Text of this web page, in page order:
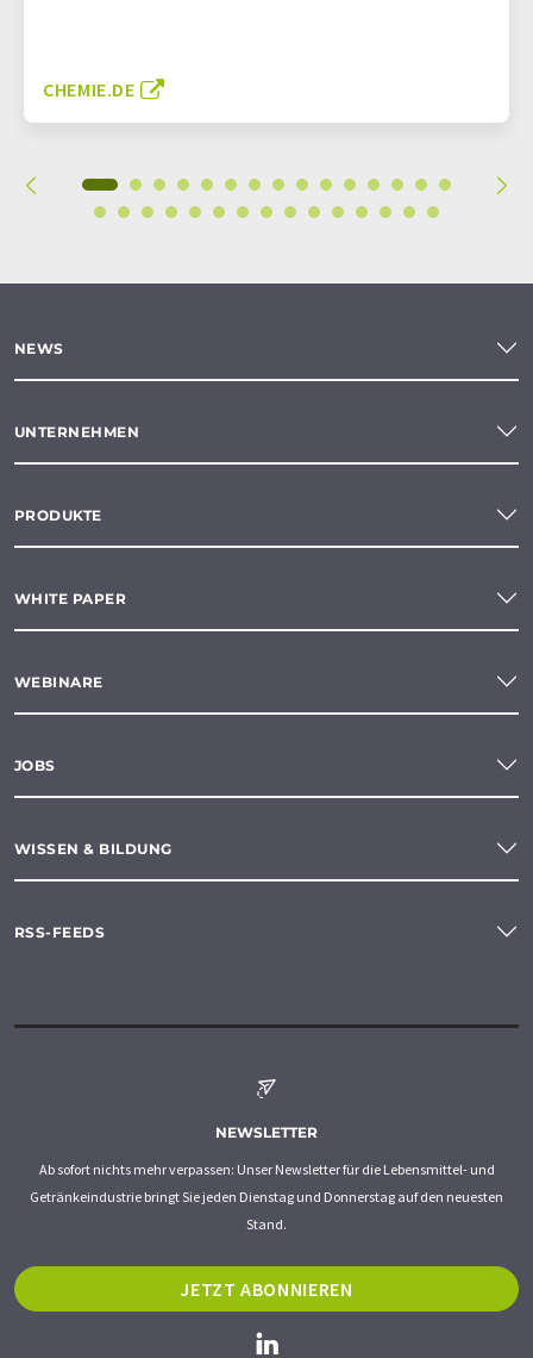
CHEMIE.DE
NEWS
UNTERNEHMEN
PRODUKTE
WHITE PAPER
WEBINARE
JOBS
WISSEN & BILDUNG
RSS-FEEDS
NEWSLETTER
Ab sofort nichts mehr verpassen: Unser Newsletter für die Lebensmittel- und
Getränkeindustrie bringt Sie jeden Dienstag und Donnerstag auf den neuesten
Stand.
JETZT ABONNIEREN